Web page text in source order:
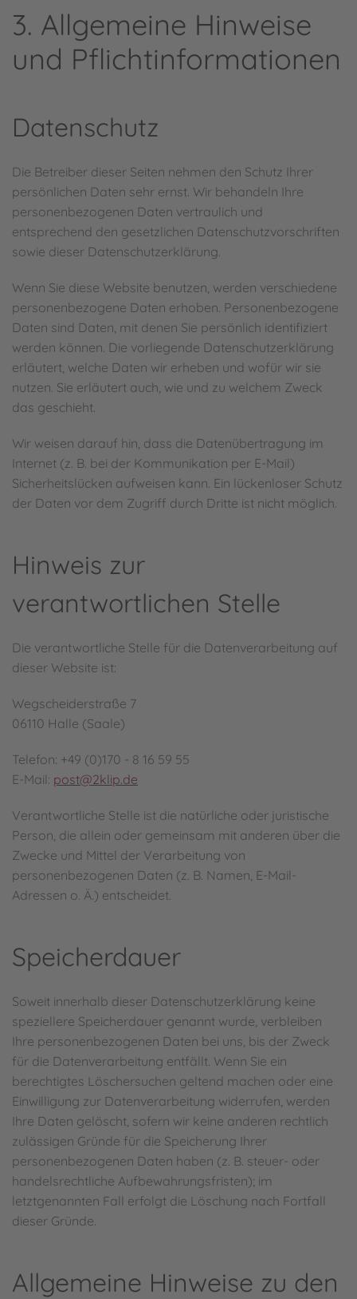
3. Allgemeine Hinweise
und Pflicht­informationen
Datenschutz
Die Betreiber dieser Seiten nehmen den Schutz Ihrer
persönlichen Daten sehr ernst. Wir behandeln Ihre
personenbezogenen Daten vertraulich und
entsprechend den gesetzlichen Datenschutzvorschriften
sowie dieser Datenschutzerklärung.
Wenn Sie diese Website benutzen, werden verschiedene
personenbezogene Daten erhoben. Personenbezogene
Daten sind Daten, mit denen Sie persönlich identifiziert
werden können. Die vorliegende Datenschutzerklärung
erläutert, welche Daten wir erheben und wofür wir sie
nutzen. Sie erläutert auch, wie und zu welchem Zweck
das geschieht.
Wir weisen darauf hin, dass die Datenübertragung im
Internet (z. B. bei der Kommunikation per E-Mail)
Sicherheitslücken aufweisen kann. Ein lückenloser Schutz
der Daten vor dem Zugriff durch Dritte ist nicht möglich.
Hinweis zur
verantwortlichen Stelle
Die verantwortliche Stelle für die Datenverarbeitung auf
dieser Website ist:
Wegscheiderstraße 7
06110 Halle (Saale)
Telefon: +49 (0)170 - 8 16 59 55
E-Mail: post@2klip.de
Verantwortliche Stelle ist die natürliche oder juristische
Person, die allein oder gemeinsam mit anderen über die
Zwecke und Mittel der Verarbeitung von
personenbezogenen Daten (z. B. Namen, E-Mail-
Adressen o. Ä.) entscheidet.
Speicherdauer
Soweit innerhalb dieser Datenschutzerklärung keine
speziellere Speicherdauer genannt wurde, verbleiben
Ihre personenbezogenen Daten bei uns, bis der Zweck
für die Datenverarbeitung entfällt. Wenn Sie ein
berechtigtes Löschersuchen geltend machen oder eine
Einwilligung zur Datenverarbeitung widerrufen, werden
Ihre Daten gelöscht, sofern wir keine anderen rechtlich
zulässigen Gründe für die Speicherung Ihrer
personenbezogenen Daten haben (z. B. steuer- oder
handelsrechtliche Aufbewahrungsfristen); im
letztgenannten Fall erfolgt die Löschung nach Fortfall
dieser Gründe.
Allgemeine Hinweise zu den